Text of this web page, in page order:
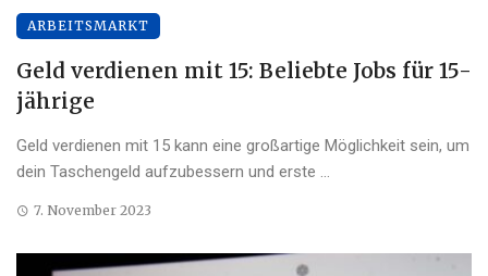
ARBEITSMARKT
Geld verdienen mit 15: Beliebte Jobs für 15-
jährige
Geld verdienen mit 15 kann eine großartige Möglichkeit sein, um
dein Taschengeld aufzubessern und erste ...
7. November 2023